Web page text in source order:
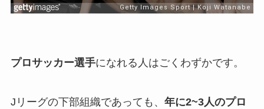
プロサッカー選手になれる人はごくわずかです。
Jリーグの下部組織であっても、 年に2~3人のプロ